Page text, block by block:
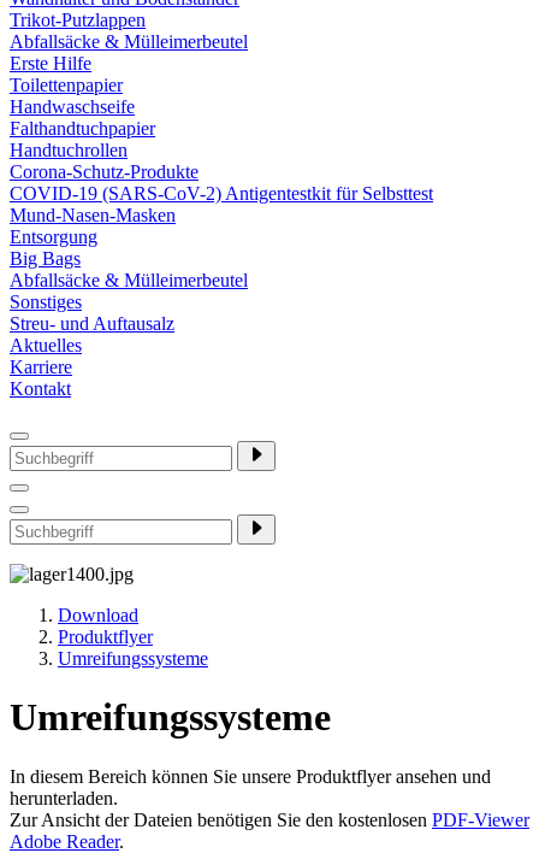
Trikot-Putzlappen
Abfallsäcke & Mülleimerbeutel
Erste Hilfe
Toilettenpapier
Handwaschseife
Falthandtuchpapier
Handtuchrollen
Corona-Schutz-Produkte
COVID-19 (SARS-CoV-2) Antigentestkit für Selbsttest
Mund-Nasen-Masken
Entsorgung
Big Bags
Abfallsäcke & Mülleimerbeutel
Sonstiges
Streu- und Auftausalz
Aktuelles
Karriere
Kontakt
Download
Produktflyer
Umreifungssysteme
Umreifungssysteme
In diesem Bereich können Sie unsere Produktflyer ansehen und
herunterladen.
Zur Ansicht der Dateien benötigen Sie den kostenlosen PDF-Viewer
Adobe Reader.